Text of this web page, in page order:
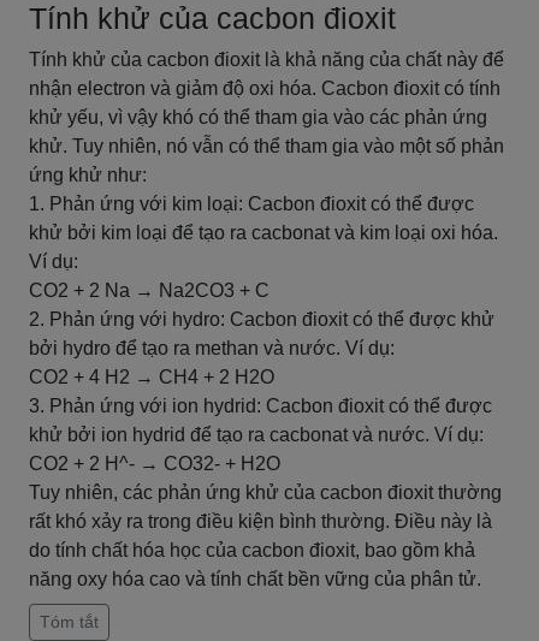
Tính khử của cacbon đioxit
Tính khử của cacbon đioxit là khả năng của chất này để
nhận electron và giảm độ oxi hóa. Cacbon đioxit có tính
khử yếu, vì vậy khó có thể tham gia vào các phản ứng
khử. Tuy nhiên, nó vẫn có thể tham gia vào một số phản
ứng khử như:
1. Phản ứng với kim loại: Cacbon đioxit có thể được
khử bởi kim loại để tạo ra cacbonat và kim loại oxi hóa.
Ví dụ:
CO2 + 2 Na → Na2CO3 + C
2. Phản ứng với hydro: Cacbon đioxit có thể được khử
bởi hydro để tạo ra methan và nước. Ví dụ:
CO2 + 4 H2 → CH4 + 2 H2O
3. Phản ứng với ion hydrid: Cacbon đioxit có thể được
khử bởi ion hydrid để tạo ra cacbonat và nước. Ví dụ:
CO2 + 2 H^- → CO32- + H2O
Tuy nhiên, các phản ứng khử của cacbon đioxit thường
rất khó xảy ra trong điều kiện bình thường. Điều này là
do tính chất hóa học của cacbon đioxit, bao gồm khả
năng oxy hóa cao và tính chất bền vững của phân tử.
Tóm tắt